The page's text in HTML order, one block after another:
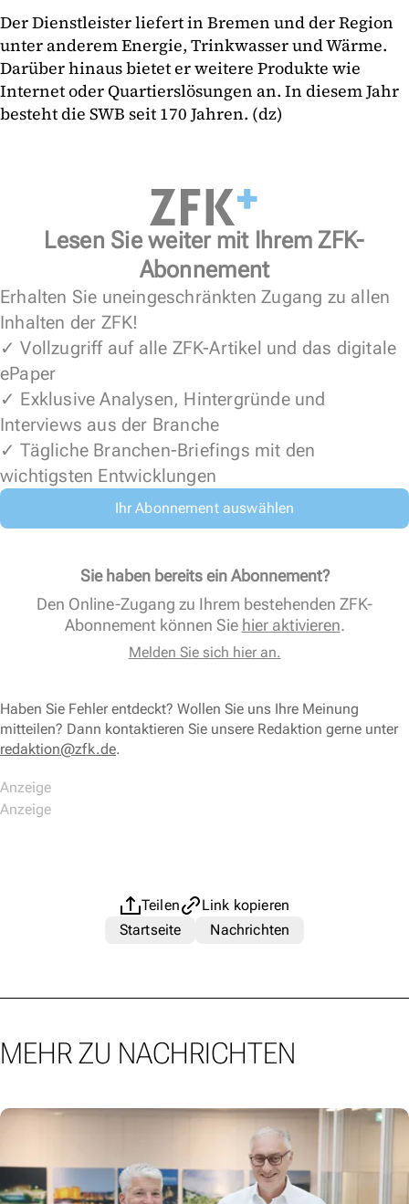
Der Dienstleister liefert in Bremen und der Region
unter anderem Energie, Trinkwasser und Wärme.
Darüber hinaus bietet er weitere Produkte wie
Internet oder Quartierslösungen an. In diesem Jahr
besteht die SWB seit 170 Jahren. (dz)
Lesen Sie weiter mit Ihrem ZFK-
Abonnement
Erhalten Sie uneingeschränkten Zugang zu allen
Inhalten der ZFK!
✓ Vollzugriff auf alle ZFK-Artikel und das digitale
ePaper
✓ Exklusive Analysen, Hintergründe und
Interviews aus der Branche
✓ Tägliche Branchen-Briefings mit den
wichtigsten Entwicklungen
Ihr Abonnement auswählen
Sie haben bereits ein Abonnement?
Den Online-Zugang zu Ihrem bestehenden ZFK-
Abonnement können Sie hier aktivieren.
Melden Sie sich hier an.
Haben Sie Fehler entdeckt? Wollen Sie uns Ihre Meinung
mitteilen? Dann kontaktieren Sie unsere Redaktion gerne unter
redaktion@zfk.de.
Teilen
Link kopieren
Startseite
Nachrichten
MEHR ZU NACHRICHTEN